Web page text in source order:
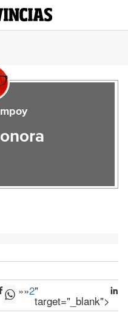
»»2"
target="_blank">